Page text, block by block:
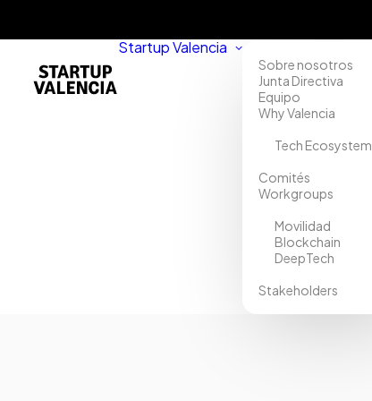
Startup Valencia
Sobre nosotros
Junta Directiva
Equipo
Why Valencia
Tech Ecosystem
Comités
Workgroups
Movilidad
Blockchain
DeepTech
Stakeholders